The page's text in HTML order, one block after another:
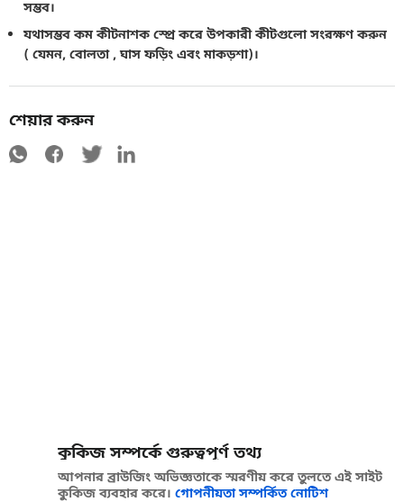
সম্ভব।
যথাসম্ভব কম কীটনাশক স্প্রে করে উপকারী কীটগুলো সংরক্ষণ করুন
( যেমন, বোলতা , ঘাস ফড়িং এবং মাকড়শা)।
শেয়ার করুন
কুকিজ সম্পর্কে গুরুত্বপূর্ণ তথ্য
আপনার ব্রাউজিং অভিজ্ঞতাকে স্মরণীয় করে তুলতে এই সাইট
কুকিজ ব্যবহার করে। গোপনীয়তা সম্পর্কিত নোটিশ